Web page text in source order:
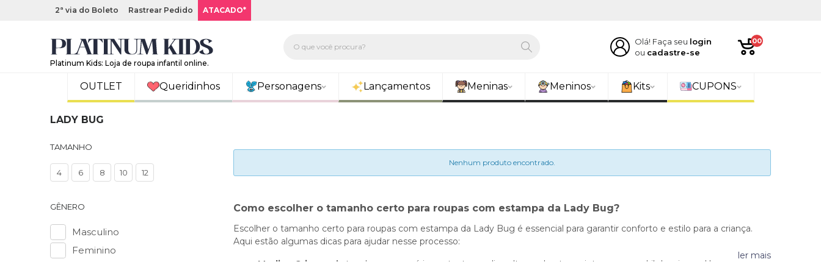
2ª via do Boleto Rastrear Pedido ATACADO*
Platinum Kids: Loja de roupa infantil online.
Olá! Faça seu login
ou cadastre-se
00
OUTLET Queridinhos Personagens Lançamentos Meninas Meninos Kits CUPONS
LADY BUG
TAMANHO
4 6 8 10 12
GÊNERO
Masculino
Feminino
Nenhum produto encontrado.
Como escolher o tamanho certo para roupas com estampa da Lady Bug?
Escolher o tamanho certo para roupas com estampa da Lady Bug é essencial para garantir conforto e estilo para a criança.
Aqui estão algumas dicas para ajudar nesse processo:
Medir a Criança
: Antes de comprar, é importante medir a altura, o busto, a cintura e o quadril da criança. Use uma fita
ler mais